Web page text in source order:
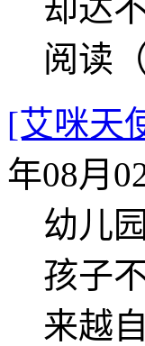
却达
阅读
[艾咪天
年08月
幼儿
孩子
来越